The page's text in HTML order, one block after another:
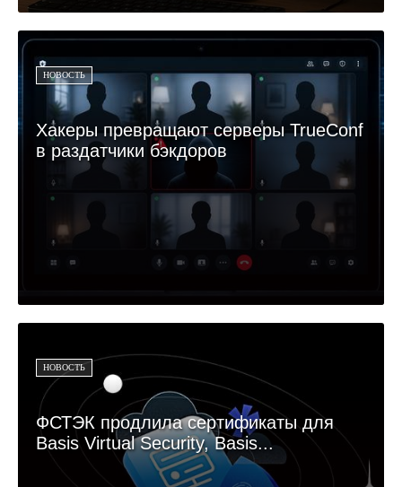
НОВОСТЬ
Хакеры превращают серверы TrueConf
в раздатчики бэкдоров
НОВОСТЬ
ФСТЭК продлила сертификаты для
Basis Virtual Security, Basis...